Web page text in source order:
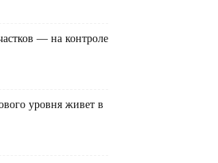
— на контроле
уровня живет в